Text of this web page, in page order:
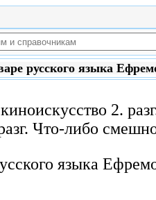
русского языка
2.
Что-либо
языка